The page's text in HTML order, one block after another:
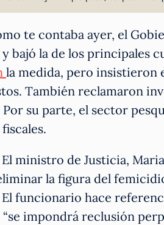
te contaba ayer, el
bajó la de los principales
la medida, pero insistieron
También reclamaron
Por su parte, el sector
El ministro de Justicia,
la figura del
funcionario hace
impondrá reclusión